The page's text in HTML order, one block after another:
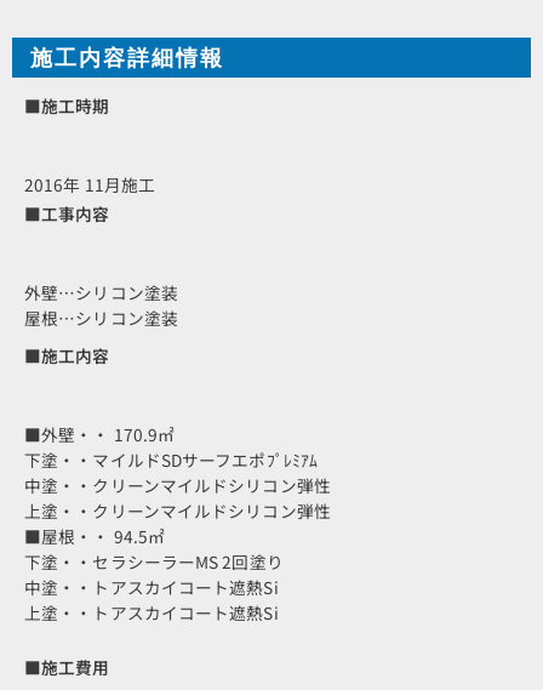
施工内容詳細情報
■施工時期
2016年 11月施工
■工事内容
外壁…シリコン塗装
屋根…シリコン塗装
■施工内容
■外壁・・ 170.9㎡
下塗・・マイルドSDサーフエポﾌﾟﾚﾐｱﾑ
中塗・・クリーンマイルドシリコン弾性
上塗・・クリーンマイルドシリコン弾性
■屋根・・ 94.5㎡
下塗・・セラシーラーMS 2回塗り
中塗・・トアスカイコート遮熱Si
上塗・・トアスカイコート遮熱Si
■施工費用